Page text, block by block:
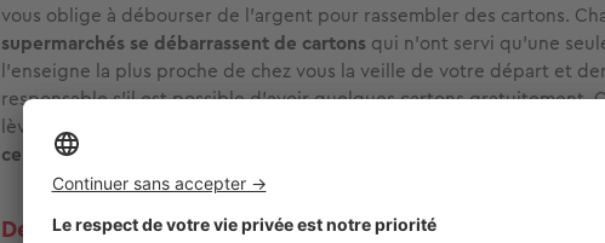
vous oblige à débourser de l'argent pour rassembler des cartons.
supermarchés se débarrassent de cartons qui n'ont servi qu'une
l'enseigne la plus proche de chez vous la veille de votre départ et
responsable s'il est possible d'avoir quelques cartons gratuitement.
lèvres qu'il vous dira oui. Bingo ! Vous venez juste d'
centaine d'euros
Déménagez au bon moment